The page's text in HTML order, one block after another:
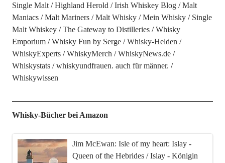
Single Malt
Highland Herold Irish Whiskey Blog
Malt
Maniacs
Malt Mariners Malt Whisky Mein Whisky
Single
Malt Whiskey
The Gateway to Distilleries
Whisky
Emporium
Whisky Fun by Serge
Whisky-Helden
WhiskyExperts
WhiskyMerch
WhiskyNews.de
Whiskystats
whiskyundfrauen. auch für männer.
Whiskywissen
Whisky-Bücher bei Amazon
Jim McEwan: Isle of my heart: Islay -
Queen of the Hebrides / Islay - Königin